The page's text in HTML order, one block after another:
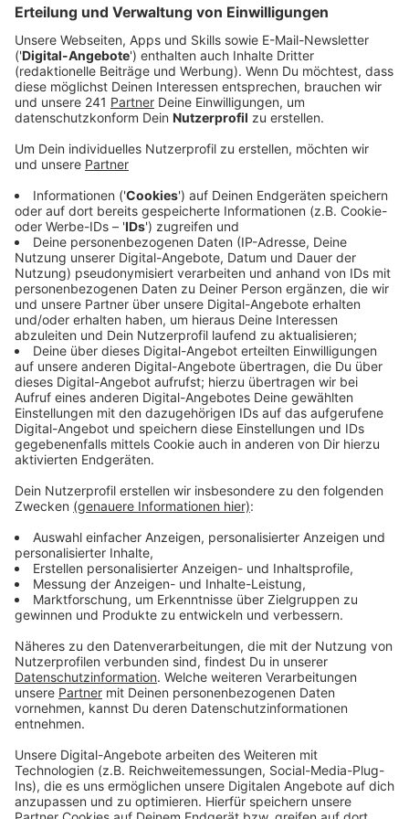
Anzeige
Ist es euch auch dieses Jahr schwerer gefallen, den
Weihnachtsbaum vor die Tür zu stellen? Mir auch.
Weihnachten ist gut einen Monat her und es lebt
immer noch in mir. Weil es anders war und auch so
besonders. Dieses Durchatmen trotz und gerade
wegen Corona. Das tat einfach gut und war so wichtig.
Ich gehöre auch zu denen von euch, denen es generell
schwer fällt, nach den Tagen direkt mit voller Kraft ins
neue Jahr zu starten. Dieses Jahr ist das für mich
besonders deutlich. Auch, weil so viele Eindrücke noch
in mir wirken. Einen davon habt ihr selbst gehört bei
Radio Berg, und dieser wirkt immer noch nach bei mir:
Das Weihnachtsgedicht auf kölsch „Kreßdaach un de
Pandemie“ von Helmut Zarges aus Engelskirchen. Er
hatte es mir per Mail geschickt ins Studio.
Wunderschön geschrieben und so passend. Er
beschreibt darin uns alle: Wie es uns (er-)geht seit
Corona: Alten, Kranken, Kindern, den großen und den
kleinen. Und auch, was wir uns alle vom Christkind
wünschen: „Maach däm Troorspill en Eng“. Das
Gedicht hat mich sofort gepackt. Und während ich es
noch las und mir dachte, das muss man doch hören,
weil Kölsch doch vor allem dann erst wirkt, wenn man
es hört, hat Helmut es noch als Sprachnachricht
geschickt. Und da wusste ich sofort, das müsst ihr alle
hören. Und das könnt ihr immer noch –auf radioberg.de
– auch einen Monat nach Weihnachten.
Anzeige